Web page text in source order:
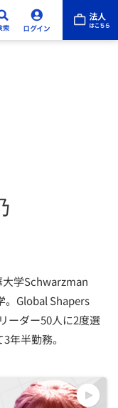
学Schwarzman
。Global Shapers
ーダー50人に2度選
年半勤務。